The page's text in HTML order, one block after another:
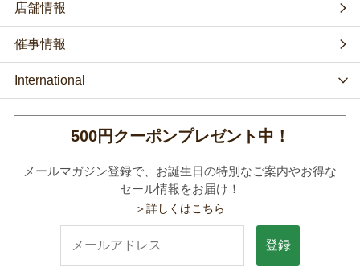
店舗情報
催事情報
International
500円クーポンプレゼント中！
メールマガジン登録で、お誕生日の特別なご案内やお得な
セール情報をお届け！
＞詳しくはこちら
登録